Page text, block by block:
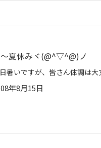
夏休みヾ(@^▽^@)ノ
年8月15日